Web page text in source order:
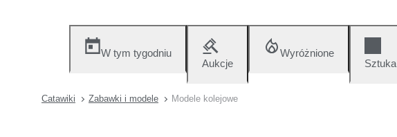
W tym tygodniu
Aukcje
Wyróżnione
Sztuka
Catawiki Zabawki i modele Modele kolejowe